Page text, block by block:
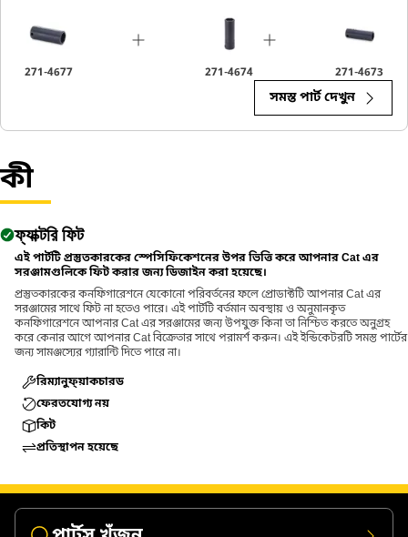
271-4677 271-4674 271-4673
সমস্ত পার্ট দেখুন
কী
ফ্যাক্টরি ফিট
এই পার্টটি প্রস্তুতকারকের স্পেসিফিকেশনের উপর ভিত্তি করে আপনার Cat এর
সরঞ্জামগুলিকে ফিট করার জন্য ডিজাইন করা হয়েছে।
প্রস্তুতকারকের কনফিগারেশনে যেকোনো পরিবর্তনের ফলে প্রোডাক্টটি আপনার Cat এর
সরঞ্জামের সাথে ফিট না হতেও পারে। এই পার্টটি বর্তমান অবস্থায় ও অনুমানকৃত
কনফিগারেশনে আপনার Cat এর সরঞ্জামের জন্য উপযুক্ত কিনা তা নিশ্চিত করতে অনুগ্রহ
করে কেনার আগে আপনার Cat বিক্রেতার সাথে পরামর্শ করুন। এই ইন্ডিকেটরটি সমস্ত পার্টের
জন্য সামঞ্জস্যের গ্যারান্টি দিতে পারে না।
রিম্যানুফ্য়াকচারড
ফেরতযোগ্য নয়
কিট
প্রতিস্থাপন হয়েছে